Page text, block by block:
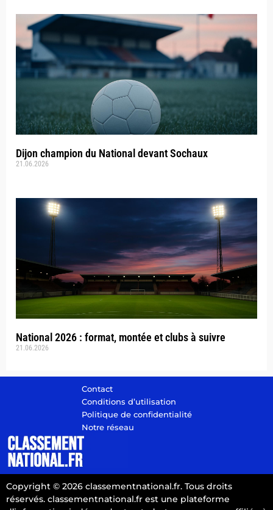
Dijon champion du National devant Sochaux
21.06.2026
National 2026 : format, montée et clubs à suivre
21.06.2026
Contact
Conditions d’utilisation
Politique de confidentialité
Notre réseau
Copyright © 2026 classementnational.fr. Tous droits
réservés. classementnational.fr est une plateforme